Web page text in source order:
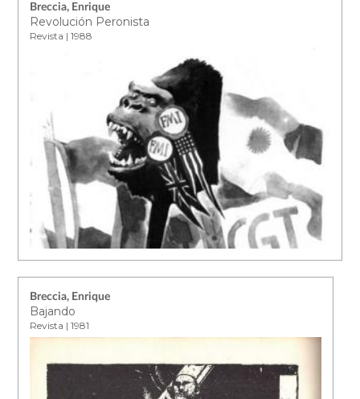
Breccia, Enrique
Revolución Peronista
Revista | 1988
Breccia, Enrique
Bajando
Revista | 1981